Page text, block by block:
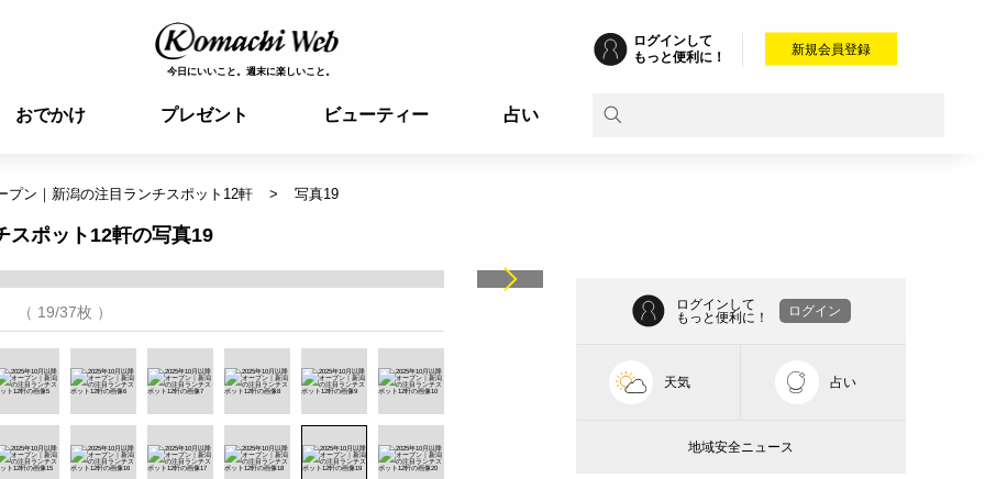
今日にいいこと。週末に楽しいこと。
ログインして
もっと便利に！
新規会員登録
おでかけ プレゼント ビューティー 占い
プン｜新潟の注目ランチスポット12軒 写真19
スポット12軒の写真19
（ 19/37枚 ）
ログインして
もっと便利に！
ログイン
天気 占い
地域安全ニュース